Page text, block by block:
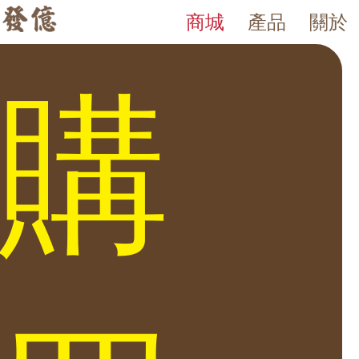
發億金庫｜台灣 40 年保險箱專賣店・防火防盜金庫・床頭櫃保
發億金庫（仁浦科技）自 1984 年創立，為台灣擁有 40 多年經
關於
產品
商城
BOOK 書本保險箱系列
書本保險箱系列 密碼海闢鎖 書本保險箱b5 PARIS 書本保險箱b5